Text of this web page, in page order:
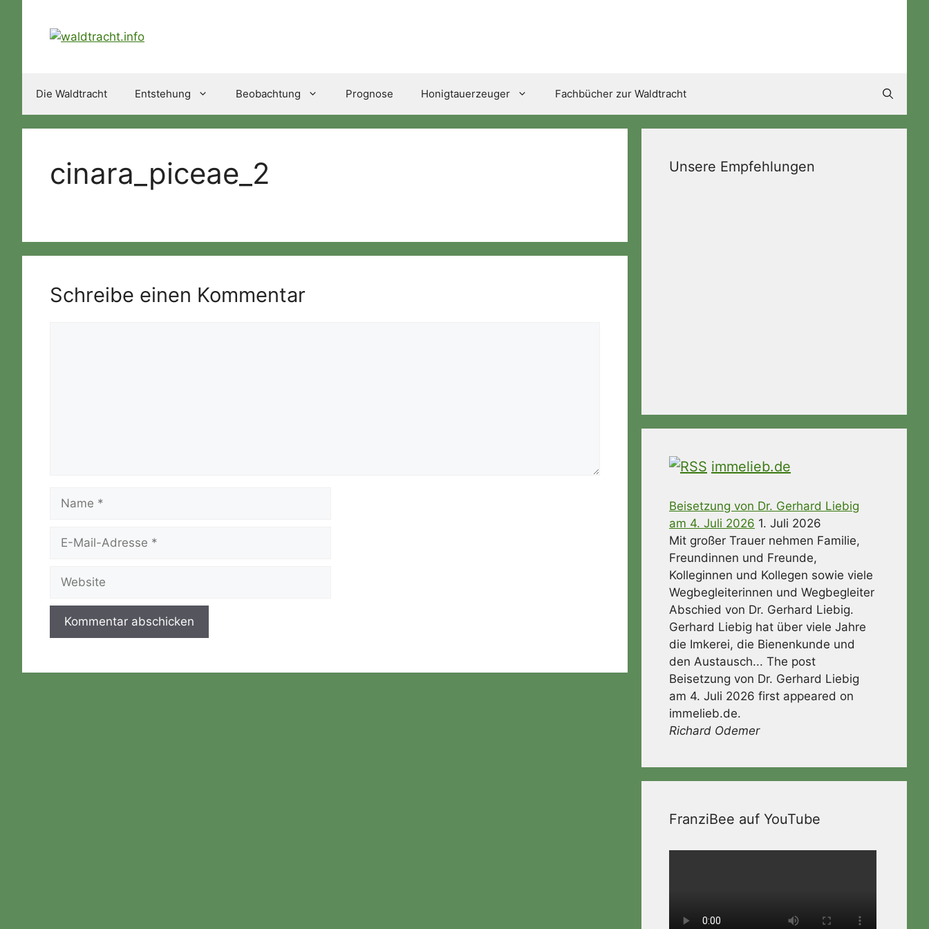
Die Waldtracht Entstehung Beobachtung Prognose Honigtauerzeuger Fachbücher zur Waldtracht
cinara_piceae_2
Schreibe einen Kommentar
Mail-
Unsere Empfehlungen
immelieb.de
Beisetzung von Dr. Gerhard Liebig
am 4. Juli 2026 1. Juli 2026
Mit großer Trauer nehmen Familie,
Freundinnen und Freunde,
Kolleginnen und Kollegen sowie viele
Wegbegleiterinnen und Wegbegleiter
Abschied von Dr. Gerhard Liebig.
Gerhard Liebig hat über viele Jahre
die Imkerei, die Bienenkunde und
den Austausch... The post
Beisetzung von Dr. Gerhard Liebig
am 4. Juli 2026 first appeared on
immelieb.de.
Richard Odemer
FranziBee auf YouTube